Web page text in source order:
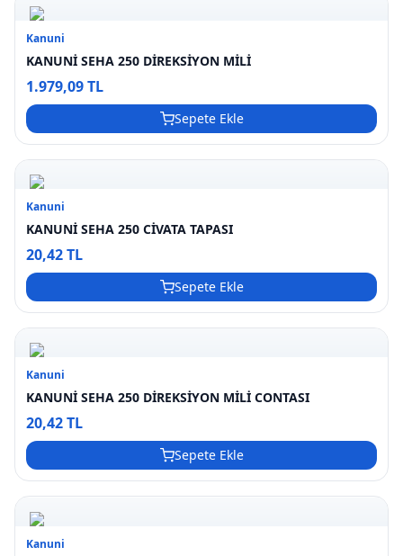
Kanuni
KANUNİ SEHA 250 DİREKSİYON MİLİ
1.979,09 TL
Sepete Ekle
Kanuni
KANUNİ SEHA 250 CİVATA TAPASI
20,42 TL
Sepete Ekle
Kanuni
KANUNİ SEHA 250 DİREKSİYON MİLİ CONTASI
20,42 TL
Sepete Ekle
Kanuni